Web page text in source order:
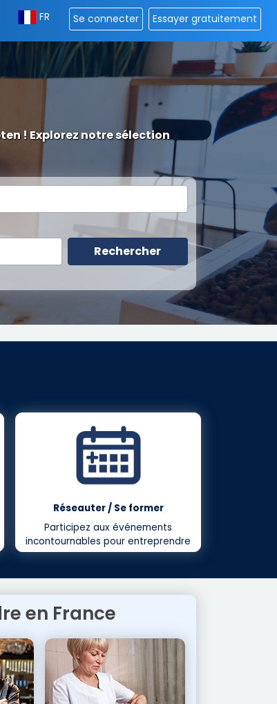
FR Se connecter Essayer gratuitement
! Explorez notre sélection
Réseauter / Se former
Participez aux événements
incontournables pour entreprendre
en France